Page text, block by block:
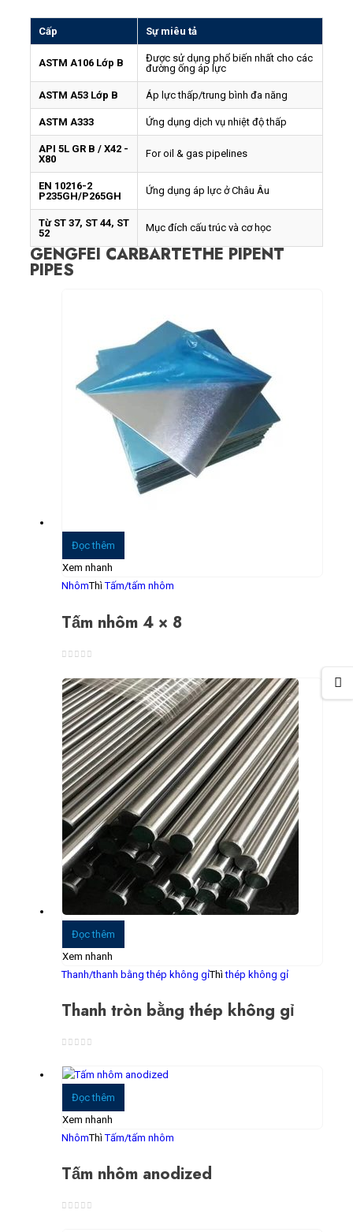
Cấp Sự miêu tả
ASTM A106 Lớp B
Được sử dụng phổ biến nhất cho các
đường ống áp lực
ASTM A53 Lớp B Áp lực thấp/trung bình đa năng
ASTM A333 Ứng dụng dịch vụ nhiệt độ thấp
API 5L GR B / X42 -
X80
For oil & gas pipelines
EN 10216-2
P235GH/P265GH
Ứng dụng áp lực ở Châu Âu
Từ ST 37, ST 44, ST
52
Mục đích cấu trúc và cơ học
GENGFEI CARBARTETHE PIPENT
PIPES
Đọc thêm
Xem nhanh
NhômThìTấm/tấm nhôm
Tấm nhôm 4 × 8
Đọc thêm
Xem nhanh
Thanh/thanh bằng thép không gỉThìthép không gỉ
Thanh tròn bằng thép không gỉ
Đọc thêm
Xem nhanh
NhômThìTấm/tấm nhôm
Tấm nhôm anodized